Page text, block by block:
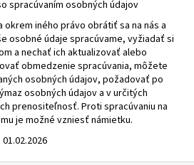
spracúvaním osobných údajov
okrem iného právo obrátiť sa na nás a
osobné údaje spracúvame, vyžiadať si
a nechať ich aktualizovať alebo
obmedzenie spracúvania, môžete
osobných údajov, požadovať po
osobných údajov a v určitých
prenositeľnosť. Proti spracúvaniu na
je možné vzniesť námietku.
01.02.2026